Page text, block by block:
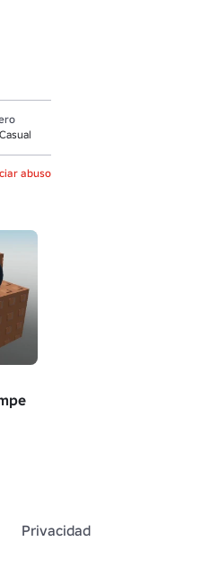
abuso
Privacidad